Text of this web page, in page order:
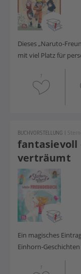
Dieses „Naruto-
mit viel Platz für
1
fantasievoll
verträumt
BUCHVORSTELLUNG |
Ein magisches
Einhorn-
1